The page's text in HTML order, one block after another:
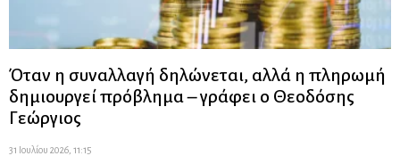
Όταν η συναλλαγή δηλώνεται, αλλά η πληρωμή
δημιουργεί πρόβλημα – γράφει ο Θεοδόσης
Γεώργιος
31 Ιουλίου 2026, 11:15